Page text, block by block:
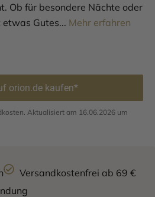
Ob für besondere Nächte oder
etwas Gutes... Mehr erfahren
orion.de kaufen*
Aktualisiert am 16.06.2026 um
Versandkostenfrei ab 69 €